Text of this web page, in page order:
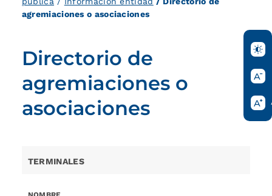
agremiaciones o asociaciones
Directorio de
agremiaciones o
asociaciones
TERMINALES